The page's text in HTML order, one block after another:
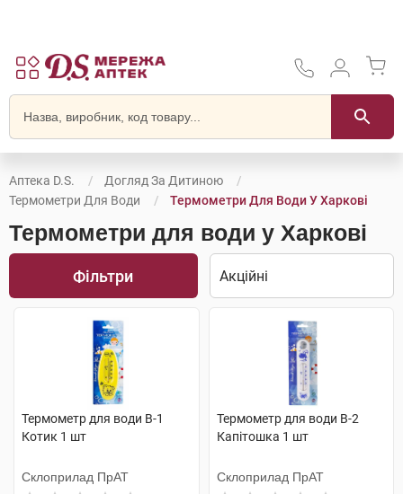
Аптека D.S.
Догляд За Дитиною
Термометри Для Води
Термометри Для Води У Харкові
Термометри для води у Харкові
Фільтри
Термометр для води В-1
Котик 1 шт
Склоприлад ПрАТ
Термометр для води В-2
Капітошка 1 шт
Склоприлад ПрАТ